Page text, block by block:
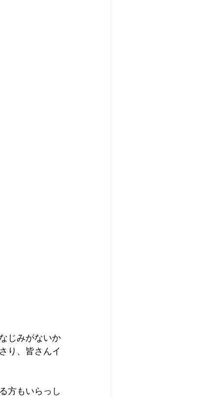
じみがないか
り、皆さんイ
方もいらっし